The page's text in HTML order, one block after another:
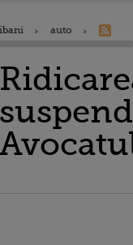
ibani auto